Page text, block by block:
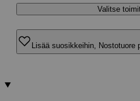
Valitse
Lisää suosikkeihin, Nostotuore